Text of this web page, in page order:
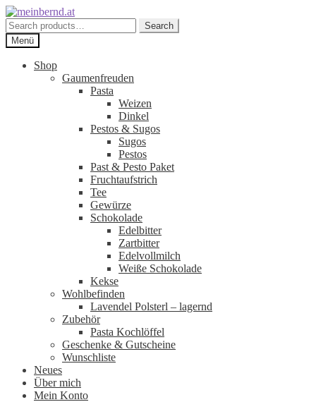
Zur
Navigation
springen
Zum
Inhalt
springen
Search
for:
Search
Menü
Shop
Gaumenfreuden
Pasta
Weizen
Dinkel
Pestos & Sugos
Sugos
Pestos
Past & Pesto Paket
Fruchtaufstrich
Tee
Gewürze
Schokolade
Edelbitter
Zartbitter
Edelvollmilch
Weiße Schokolade
Kekse
Wohlbefinden
Lavendel Polsterl – lagernd
Zubehör
Pasta Kochlöffel
Geschenke & Gutscheine
Wunschliste
Neues
Über mich
Mein Konto